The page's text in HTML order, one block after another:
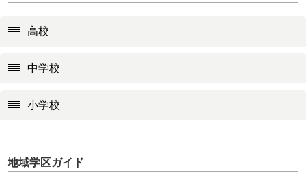
高校
中学校
小学校
地域学区ガイド